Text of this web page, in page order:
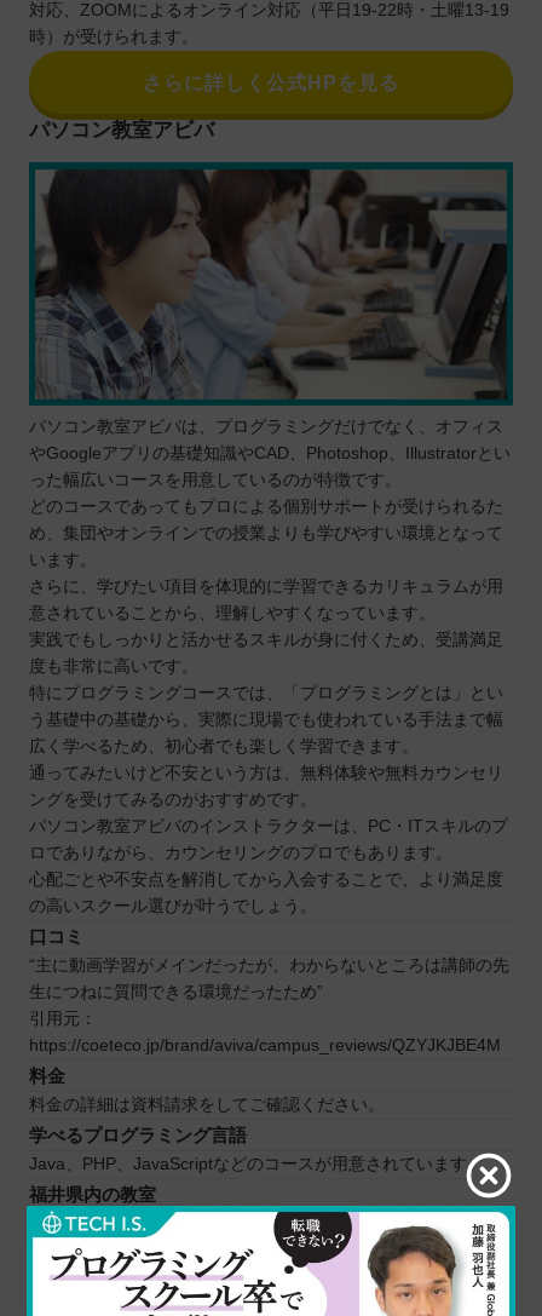
対応、ZOOMによるオンライン対応（平日19-22時・土曜13-19
時）が受けられます。
さらに詳しく公式HPを見る
パソコン教室アビバ
パソコン教室アビバは、プログラミングだけでなく、オフィス
やGoogleアプリの基礎知識やCAD、Photoshop、Illustratorとい
った幅広いコースを用意しているのが特徴です。
どのコースであってもプロによる個別サポートが受けられるた
め、集団やオンラインでの授業よりも学びやすい環境となって
います。
さらに、学びたい項目を体現的に学習できるカリキュラムが用
意されていることから、理解しやすくなっています。
実践でもしっかりと活かせるスキルが身に付くため、受講満足
度も非常に高いです。
特にプログラミングコースでは、「プログラミングとは」とい
う基礎中の基礎から、実際に現場でも使われている手法まで幅
広く学べるため、初心者でも楽しく学習できます。
通ってみたいけど不安という方は、無料体験や無料カウンセリ
ングを受けてみるのがおすすめです。
パソコン教室アビバのインストラクターは、PC・ITスキルのプ
ロでありながら、カウンセリングのプロでもあります。
心配ごとや不安点を解消してから入会することで、より満足度
の高いスクール選びが叶うでしょう。
口コミ
“主に動画学習がメインだったが、わからないところは講師の先
生につねに質問できる環境だったため”
引用元：
https://coeteco.jp/brand/aviva/campus_reviews/QZYJKJBE4M
料金
料金の詳細は資料請求をしてご確認ください。
学べるプログラミング言語
Java、PHP、JavaScriptなどのコースが用意されています。
福井県内の教室
福井県の場合は、（オンライン）CloudSchool 中部で学ぶこと
になります。
さらに詳しく公式HPを見る